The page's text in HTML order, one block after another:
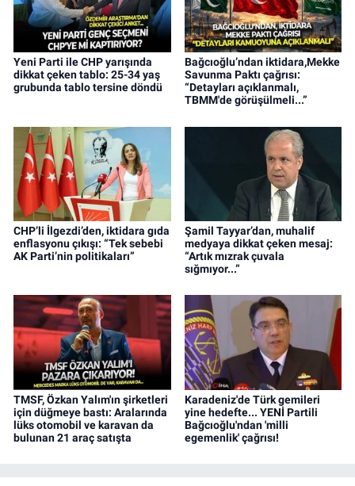
Yeni Parti ile CHP yarışında
dikkat çeken tablo: 25-34 yaş
grubunda tablo tersine döndü
Bağcıoğlu’ndan iktidara,Mekke
Savunma Paktı çağrısı:
“Detayları açıklanmalı,
TBMM'de görüşülmeli...”
CHP’li İlgezdi’den, iktidara gıda
enflasyonu çıkışı: “Tek sebebi
AK Parti’nin politikaları”
Şamil Tayyar’dan, muhalif
medyaya dikkat çeken mesaj:
“Artık mızrak çuvala
sığmıyor...”
TMSF, Özkan Yalım'ın şirketleri
için düğmeye bastı: Aralarında
lüks otomobil ve karavan da
bulunan 21 araç satışta
Karadeniz'de Türk gemileri
yine hedefte... YENİ Partili
Bağcıoğlu'ndan 'milli
egemenlik' çağrısı!